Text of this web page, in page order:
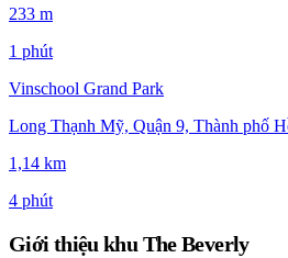
233 m
1 phút
Vinschool Grand Park
Long Thạnh Mỹ, Quận 9, Thành phố
1,14 km
4 phút
Giới thiệu khu The Beverly